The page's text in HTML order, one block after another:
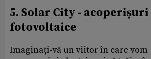
5. Solar City - acoperișuri
fotovoltaice
Imaginați-vă un viitor în care vom